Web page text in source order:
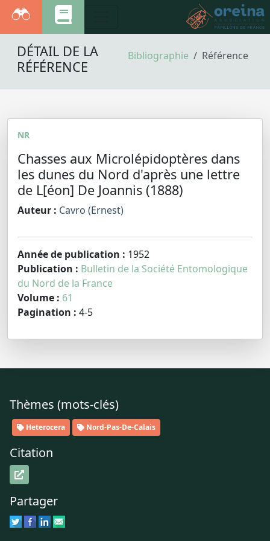
Bibliographie Référence
DÉTAIL DE LA
RÉFÉRENCE
NR
Chasses aux Microlépidoptères dans
les dunes du Nord d'après une lettre
de L[éon] De Joannis (1888)
Auteur : Cavro (Ernest)
Année de publication : 1952
Publication : Bulletin de la Société Entomologique
du Nord de la France
Volume : 61
Pagination : 4-5
Thèmes (mots-clés)
Heterocera Nord-Pas-De-Calais
Citation
Partager